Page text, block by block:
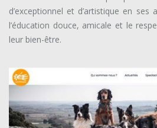
d’exceptionnel et d’artistique en ses
l’éducation douce, amicale et le
leur bien-être.